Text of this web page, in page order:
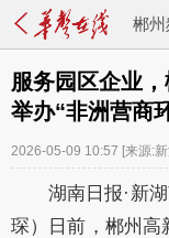
郴州
服务园区企业
举办“非洲营商
2026-05-09 10:57 [来源:
湖南日报·新
琛）
日前，郴州